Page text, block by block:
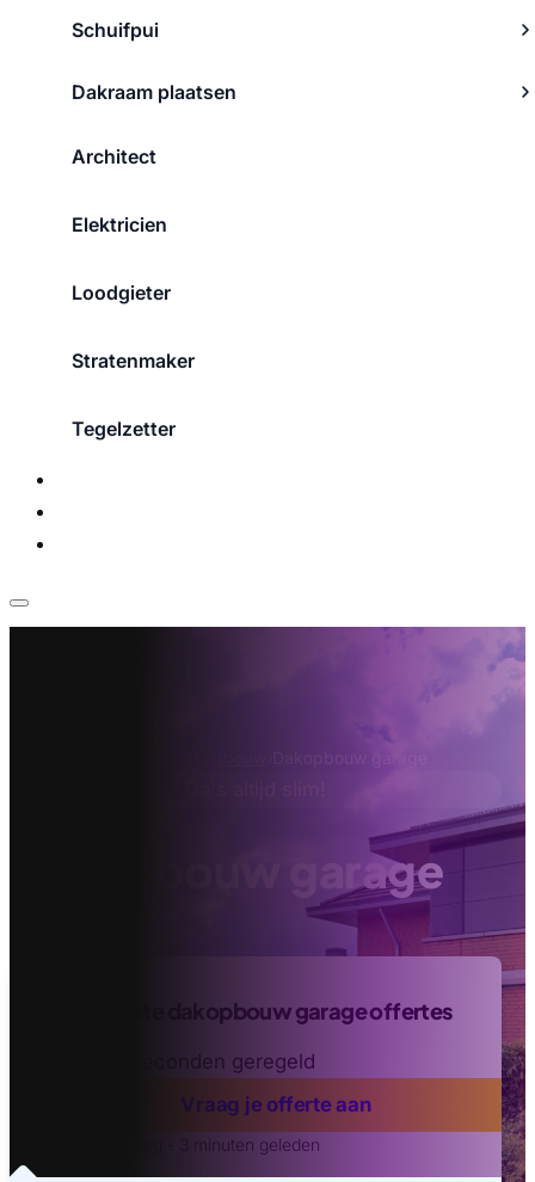
Schuifpui
Dakraam plaatsen
Architect
Elektricien
Loodgieter
Stratenmaker
Tegelzetter
Vind de beste dakopbouw garage offertes
Binnen 20 seconden geregeld
Vraag je offerte aan
Laatste aanvraag - 3 minuten geleden
Dakopbouw garage